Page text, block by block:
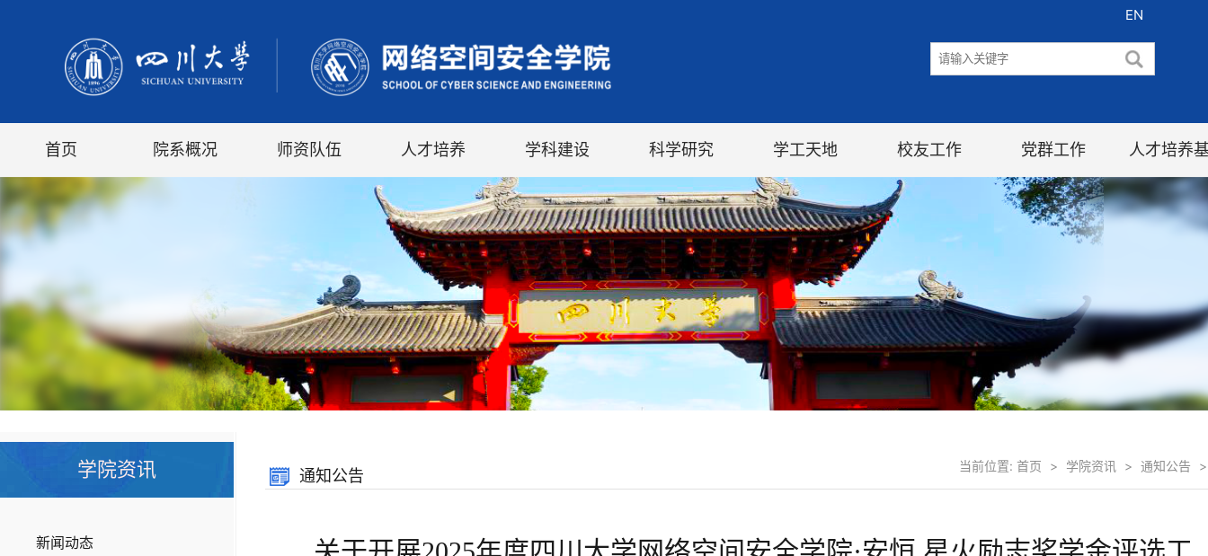
EN
首页 院系概况 师资队伍 人才培养 学科建设 科学研究 学工天地 校友工作 党群工作 人才培养
学院资讯
新闻动态
通知公告
当前位置: 首页 > 学院资讯 > 通知公告 >